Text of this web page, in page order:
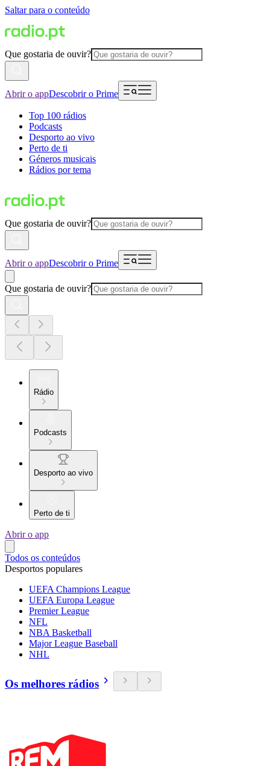
Saltar para o conteúdo
Que gostaria de ouvir?
Abrir o appDescobrir o Prime
Top 100 rádios
Podcasts
Desporto ao vivo
Perto de ti
Géneros musicais
Rádios por tema
Que gostaria de ouvir?
Abrir o appDescobrir o Prime
Que gostaria de ouvir?
Rádio
Podcasts
Desporto ao vivo
Perto de ti
Abrir o app
Todos os conteúdos
Desportos populares
UEFA Champions League
UEFA Europa League
Premier League
NFL
NBA Basketball
Major League Baseball
NHL
Os melhores rádios